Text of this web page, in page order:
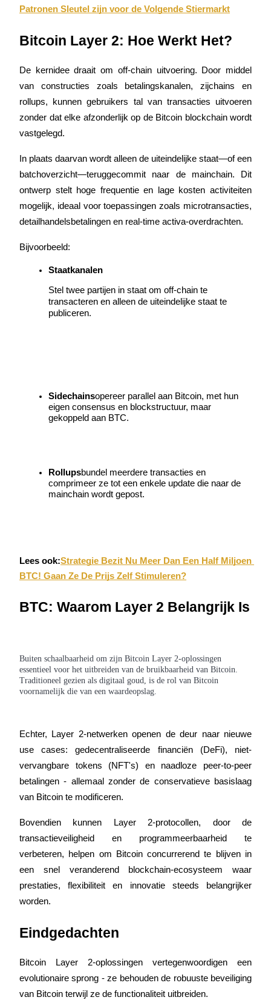
Informatie
Big data-analyse inclusief handelsinformatie, enz.
Gids
Macht varkentje
Uitzetten
Hoog rendement en directe toegang
Patronen Sleutel zijn voor de Volgende Stiermarkt
Bitcoin Layer 2: Hoe Werkt Het?
De kernidee draait om off-chain uitvoering. Door middel
van constructies zoals betalingskanalen, zijchains en
rollups, kunnen gebruikers tal van transacties uitvoeren
zonder dat elke afzonderlijk op de Bitcoin blockchain wordt
vastgelegd.
In plaats daarvan wordt alleen de uiteindelijke staat—of een
batchoverzicht—teruggecommit naar de mainchain. Dit
ontwerp stelt hoge frequentie en lage kosten activiteiten
mogelijk, ideaal voor toepassingen zoals microtransacties,
detailhandelsbetalingen en real-time activa-overdrachten.
Bijvoorbeeld:
Staatkanalen
Stel twee partijen in staat om off-chain te
transacteren en alleen de uiteindelijke staat te
publiceren.
Sidechainsopereer parallel aan Bitcoin, met hun
eigen consensus en blockstructuur, maar
gekoppeld aan BTC.
Rollupsbundel meerdere transacties en
comprimeer ze tot een enkele update die naar de
mainchain wordt gepost.
Lees ook:Strategie Bezit Nu Meer Dan Een Half Miljoen
BTC! Gaan Ze De Prijs Zelf Stimuleren?
BTC: Waarom Layer 2 Belangrijk Is
Buiten schaalbaarheid om zijn Bitcoin Layer 2-oplossingen
essentieel voor het uitbreiden van de bruikbaarheid van Bitcoin.
Traditioneel gezien als digitaal goud, is de rol van Bitcoin
voornamelijk die van een waardeopslag.
Echter, Layer 2-netwerken openen de deur naar nieuwe
use cases: gedecentraliseerde financiën (DeFi), niet-
vervangbare tokens (NFT's) en naadloze peer-to-peer
betalingen - allemaal zonder de conservatieve basislaag
van Bitcoin te modificeren.
Bovendien kunnen Layer 2-protocollen, door de
transactieveiligheid en programmeerbaarheid te
verbeteren, helpen om Bitcoin concurrerend te blijven in
een snel veranderend blockchain-ecosysteem waar
prestaties, flexibiliteit en innovatie steeds belangrijker
worden.
Eindgedachten
Bitcoin Layer 2-oplossingen vertegenwoordigen een
evolutionaire sprong - ze behouden de robuuste beveiliging
van Bitcoin terwijl ze de functionaliteit uitbreiden.